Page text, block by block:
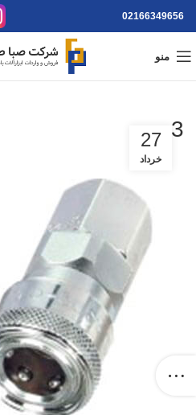
02166349656
منو
3
27
خرداد